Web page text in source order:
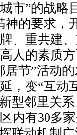
市”的战略
神的要求，
、重共建
人的素质
节”活动
，变“互动
型邻里关
内有30多